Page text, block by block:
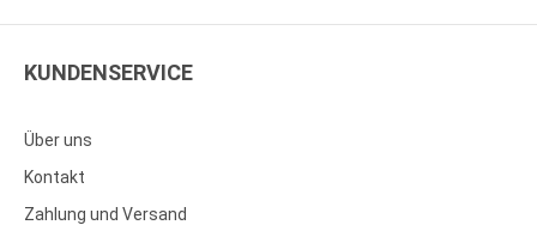
KUNDENSERVICE
Über uns
Kontakt
Zahlung und Versand